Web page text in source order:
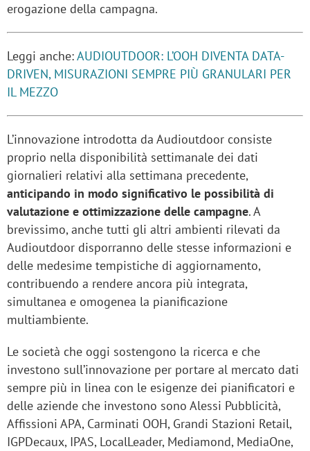
erogazione della campagna.
Leggi anche:AUDIOUTDOOR: L’OOH DIVENTA DATA-
DRIVEN, MISURAZIONI SEMPRE PIÙ GRANULARI PER
IL MEZZO
L’innovazione introdotta da Audioutdoor consiste
proprio nella disponibilità settimanale dei dati
giornalieri relativi alla settimana precedente,
anticipando in modo significativo le possibilità di
valutazione e ottimizzazione delle campagne. A
brevissimo, anche tutti gli altri ambienti rilevati da
Audioutdoor disporranno delle stesse informazioni e
delle medesime tempistiche di aggiornamento,
contribuendo a rendere ancora più integrata,
simultanea e omogenea la pianificazione
multiambiente.
Le società che oggi sostengono la ricerca e che
investono sull’innovazione per portare al mercato dati
sempre più in linea con le esigenze dei pianificatori e
delle aziende che investono sono Alessi Pubblicità,
Affissioni APA, Carminati OOH, Grandi Stazioni Retail,
IGPDecaux, IPAS, LocalLeader, Mediamond, MediaOne,